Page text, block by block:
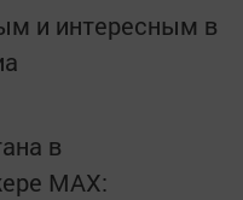
и интересным в
в
MАХ: